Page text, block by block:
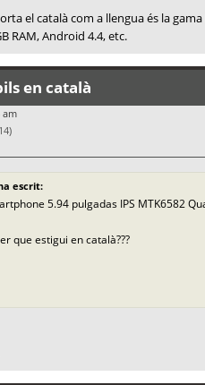
el català com a llengua és la
RAM, Android 4.4, etc.
en català
am
escrit:
5.94 pulgadas IPS MTK6582
que estigui en català???